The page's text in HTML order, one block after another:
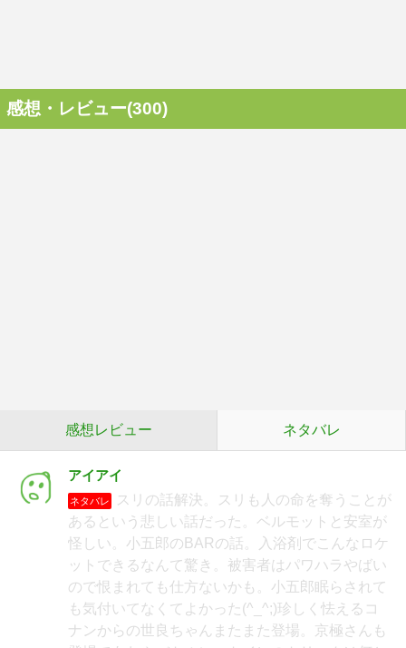
感想・レビュー(300)
感想レビュー ネタバレ
アイアイ
ネタバレ
スリの話解決。スリも人の命を奪うことが
あるという悲しい話だった。ベルモットと安室が
怪しい。小五郎のBARの話。入浴剤でこんなロケ
ットできるなんて驚き。被害者はパワハラやばい
ので恨まれても仕方ないかも。小五郎眠らされて
も気付いてなくてよかった(^_^;)珍しく怯えるコ
ナンからの世良ちゃんまたまた登場。京極さんも